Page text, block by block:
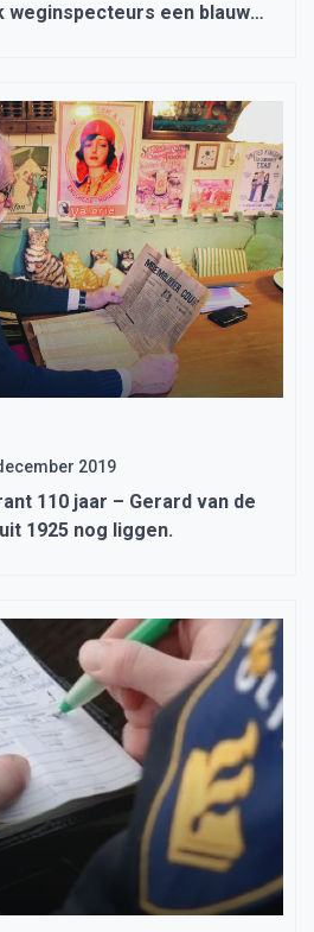
weginspecteurs een blauw
2019
110 jaar – Gerard van de
1925 nog liggen.